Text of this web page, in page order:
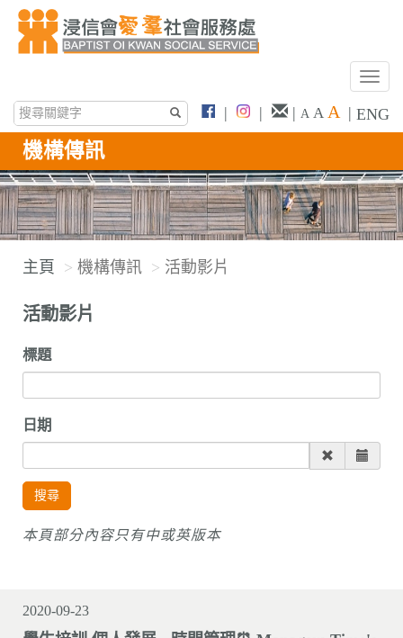
T
g
l
e
n
a
i
o
| | | A A A | ENG
機構傳訊
主頁 機構傳訊 活動影片
活動影片
標題
日期
搜尋
本頁部分內容只有中或英版本
2020-09-23